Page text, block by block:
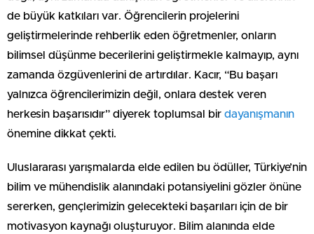
de büyük katkıları var. Öğrencilerin projelerini
geliştirmelerinde rehberlik eden öğretmenler, onların
bilimsel düşünme becerilerini geliştirmekle kalmayıp, aynı
zamanda özgüvenlerini de artırdılar. Kacır, “Bu başarı
yalnızca öğrencilerimizin değil, onlara destek veren
herkesin başarısıdır” diyerek toplumsal bir dayanışmanın
önemine dikkat çekti.
Uluslararası yarışmalarda elde edilen bu ödüller, Türkiye’nin
bilim ve mühendislik alanındaki potansiyelini gözler önüne
sererken, gençlerimizin gelecekteki başarıları için de bir
motivasyon kaynağı oluşturuyor. Bilim alanında elde